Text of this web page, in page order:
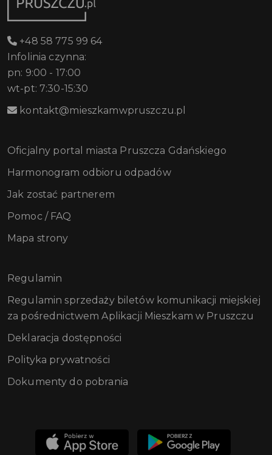
+48 58 775 99 64
Infolinia czynna:
pn: 9:00 - 17:00
wt-pt: 7:30-15:30
kontakt@mieszkamwpruszczu.pl
Oficjalny portal miasta Pruszcza Gdańskiego
Harmonogram odbioru odpadów
Jak zostać partnerem
Pomoc / FAQ
Mapa strony
Regulamin
Regulamin sprzedaży biletów komunikacji miejskiej
za pośrednictwem Aplikacji Mieszkam w Pruszczu
Deklaracja dostępności
Polityka prywatności
Dokumenty do pobrania